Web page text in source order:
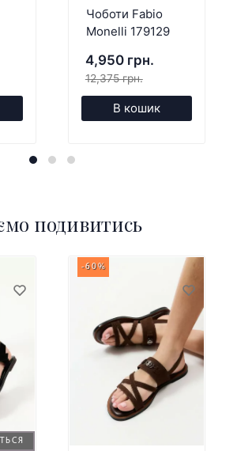
Чоботи Fabio
Monelli 179129
4,950 грн.
12,375 грн.
В кошик
подивитись
-60%